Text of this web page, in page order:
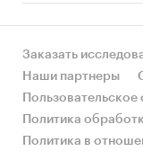
Заказать
Наши партнеры
Политика
Политика в